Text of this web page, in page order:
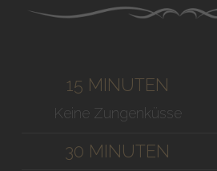
15 MINUTEN
Keine Zungenküsse
30 MINUTEN